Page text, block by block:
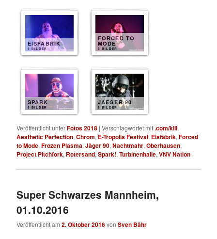
EISFABRIK
9 BILDER
FORCED TO
MODE
6 BILDER
SPARK
6 BILDER
JAEGER 90
6 BILDER
Veröffentlicht unterFotos 2018 |Verschlagwortet mit.com/kill,
Aesthetic Perfection,Chrom, E-Tropolis Festival, Eisfabrik,Forced
to Mode,Frozen Plasma,Jäger 90,Nachtmahr,Oberhausen,
Project Pitchfork, Rotersand,Spark!,Turbinenhalle,VNV Nation
Super Schwarzes Mannheim,
01.10.2016
Veröffentlicht am2. Oktober 2016vonSven Bähr